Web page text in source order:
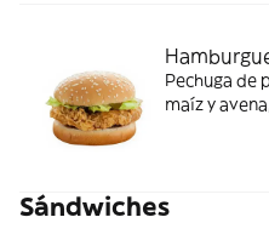
Pechuga de
maíz y
Sándwiches